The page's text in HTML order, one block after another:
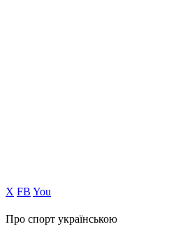
Х FB You
Про спорт українською